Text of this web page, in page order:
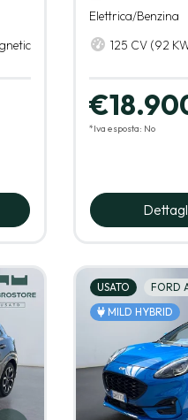
Elettrica/Benzina
125 CV (92
*Iva esposta: No
USATO
FORD
MILD HYBRID